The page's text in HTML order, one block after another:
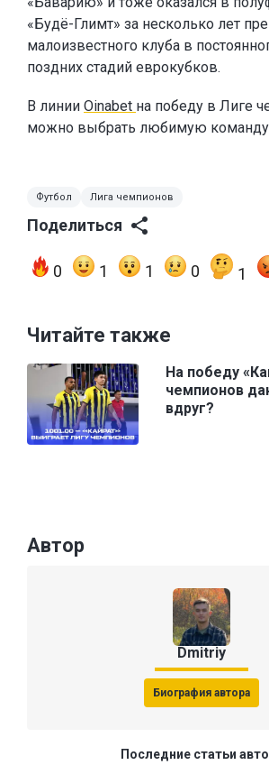
«Будё-Глимт» за несколько лет
малоизвестного клуба в
поздних стадий еврокубков.
В линии Oinabet на победу в Лиге
можно выбрать любимую
Футбол Лига чемпионов
Поделиться
0 1 1 0 1
Читайте также
На победу
чемпионов
вдруг?
Автор
Dmitriy
Биография автора
Последние статьи